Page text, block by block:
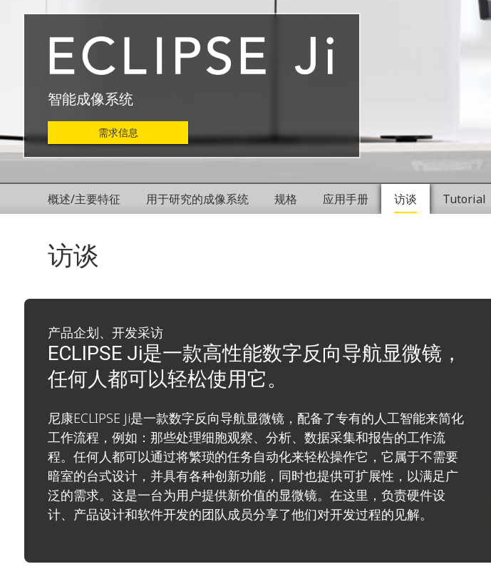
智能成像系统
需求信息
概述/主要特征 用于研究的成像系统 规格 应用手册 访谈 Tutorial
访谈
产品企划、开发采访
ECLIPSE Ji是一款高性能数字反向导航显微镜，
任何人都可以轻松使用它。
尼康ECLIPSE Ji是一款数字反向导航显微镜，配备了专有的人工智能来简化
工作流程，例如：那些处理细胞观察、分析、数据采集和报告的工作流
程。任何人都可以通过将繁琐的任务自动化来轻松操作它，它属于不需要
暗室的台式设计，并具有各种创新功能，同时也提供可扩展性，以满足广
泛的需求。这是一台为用户提供新价值的显微镜。在这里，负责硬件设
计、产品设计和软件开发的团队成员分享了他们对开发过程的见解。